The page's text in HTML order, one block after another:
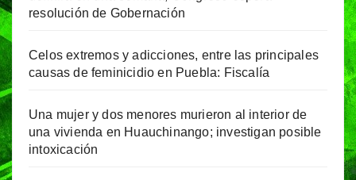
resolución de Gobernación
Celos extremos y adicciones, entre las principales
causas de feminicidio en Puebla: Fiscalía
Una mujer y dos menores murieron al interior de
una vivienda en Huauchinango; investigan posible
intoxicación